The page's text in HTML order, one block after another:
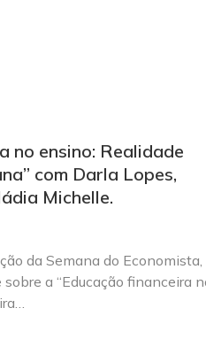
no ensino: Realidade
com Darla Lopes,
Michelle.
da Semana do Economista,
a “Educação financeira